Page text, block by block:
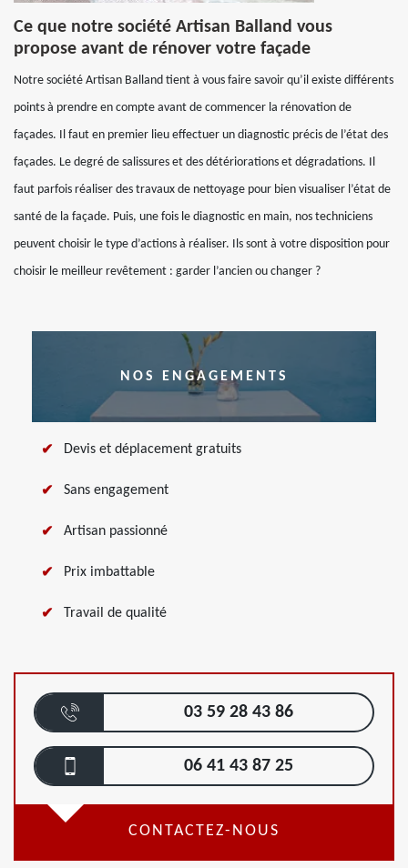
Ce que notre société Artisan Balland vous
propose avant de rénover votre façade
Notre société Artisan Balland tient à vous faire savoir qu’il existe différents
points à prendre en compte avant de commencer la rénovation de
façades. Il faut en premier lieu effectuer un diagnostic précis de l’état des
façades. Le degré de salissures et des détériorations et dégradations. Il
faut parfois réaliser des travaux de nettoyage pour bien visualiser l’état de
santé de la façade. Puis, une fois le diagnostic en main, nos techniciens
peuvent choisir le type d’actions à réaliser. Ils sont à votre disposition pour
choisir le meilleur revêtement : garder l’ancien ou changer ?
NOS ENGAGEMENTS
Devis et déplacement gratuits
Sans engagement
Artisan passionné
Prix imbattable
Travail de qualité
03 59 28 43 86
06 41 43 87 25
CONTACTEZ-NOUS